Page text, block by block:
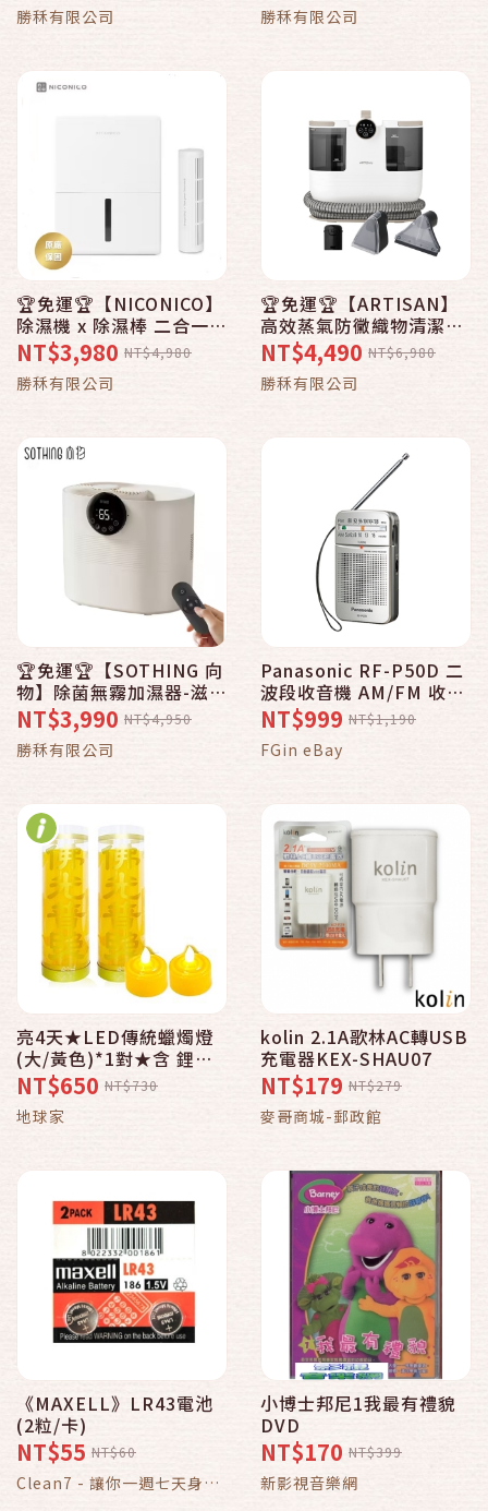
勝秝有限公司 勝秝有限公司
🏆免運🏆【NICONICO】
除濕機 x 除濕棒 二合一電
子除濕機 NI-DF2409
NT$3,980 NT$4,980
勝秝有限公司
🏆免運🏆【ARTISAN】
高效蒸氣防黴織物清潔機
SC3001
NT$4,490 NT$6,980
勝秝有限公司
🏆免運🏆【SOTHING 向
物】除菌無霧加濕器-滋潤
(5L) DSHJ-S-2410
NT$3,990 NT$4,950
勝秝有限公司
Panasonic RF-P50D 二
波段收音機 AM/FM 收音
機 (有喇叭 )
NT$999 NT$1,190
FGin eBay
亮4天★LED傳統蠟燭燈
(大/黃色)*1對★含 鋰電
池式環保燈~《招財進寶/
佛光普照》*二種文字任
選*_地球家(弘麒)_
NT$650 NT$730
地球家
kolin 2.1A歌林AC轉USB
充電器KEX-SHAU07
NT$179 NT$279
麥哥商城-郵政館
《MAXELL》LR43電池
(2粒/卡)
NT$55 NT$60
Clean7 - 讓你一週七天身心
小博士邦尼1我最有禮貌
DVD
NT$170 NT$399
新影視音樂網